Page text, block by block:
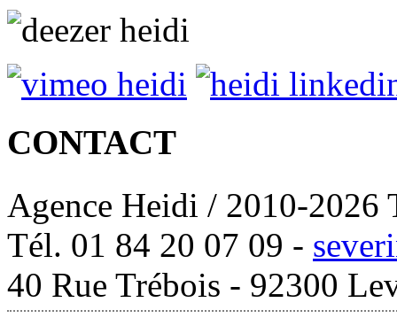
CONTACT
Agence Heidi / 2010-2026
Tél. 01 84 20 07 09 -
40 Rue Trébois - 92300